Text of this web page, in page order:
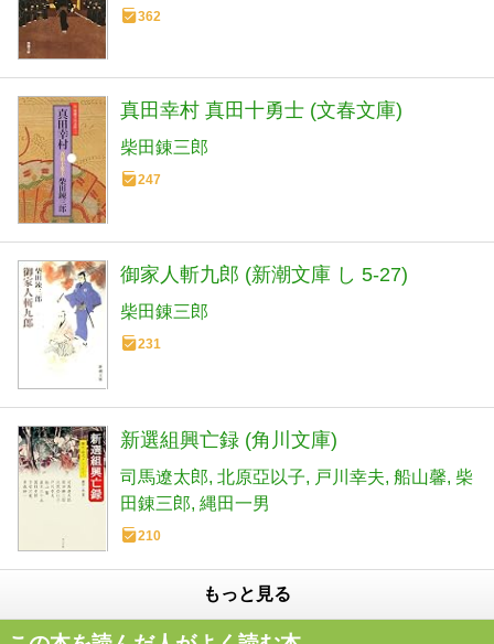
362
真田幸村 真田十勇士 (文春文庫)
柴田錬三郎
247
御家人斬九郎 (新潮文庫 し 5-27)
柴田錬三郎
231
新選組興亡録 (角川文庫)
司馬遼太郎 北原亞以子 戸川幸夫 船山馨 柴
田錬三郎 縄田一男
210
もっと見る